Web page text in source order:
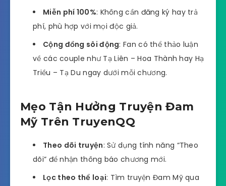
Miễn phí 100%: Không cần đăng ký hay trả
phí, phù hợp với mọi độc giả.
Cộng đồng sôi động: Fan có thể thảo luận
về các couple như Tạ Liên – Hoa Thành hay Hạ
Triều – Tạ Du ngay dưới mỗi chương.
Mẹo Tận Hưởng Truyện Đam
Mỹ Trên TruyenQQ
Theo dõi truyện: Sử dụng tính năng “Theo
dõi” để nhận thông báo chương mới.
Lọc theo thể loại: Tìm truyện Đam Mỹ qua